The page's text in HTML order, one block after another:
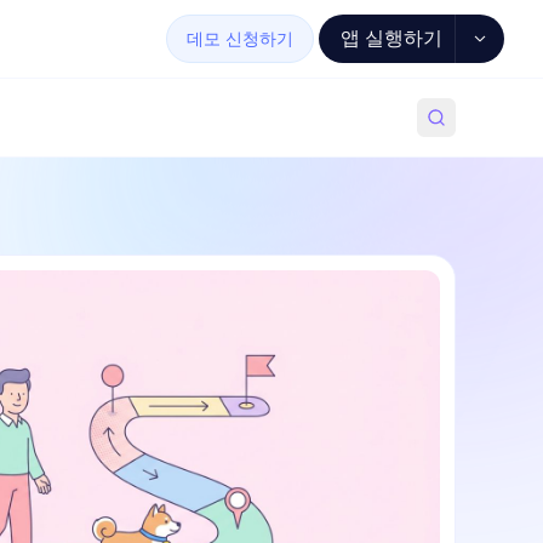
데모 신청하기 앱 실행하기